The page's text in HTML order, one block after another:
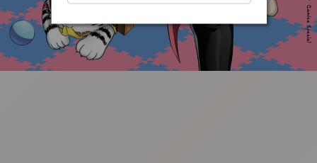
:692.15.692.64:t-
vnqp.lunrzsdszk.vn.oi